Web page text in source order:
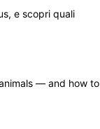
e scopri quali
— and how to